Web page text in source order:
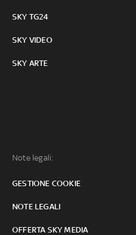
SKY TG24
SKY VIDEO
SKY ARTE
Note legali:
GESTIONE COOKIE
NOTE LEGALI
OFFERTA SKY MEDIA